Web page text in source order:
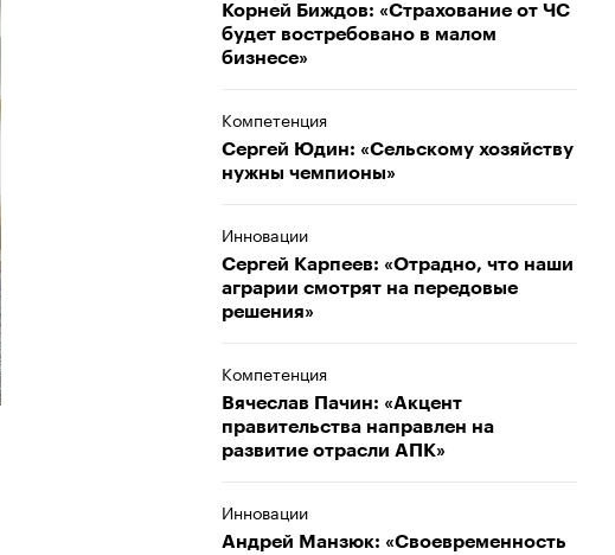
Корней Биждов: «Страхование от ЧС
будет востребовано в малом
бизнесе»
Компетенция
Сергей Юдин: «Сельскому хозяйству
нужны чемпионы»
Инновации
Сергей Карпеев: «Отрадно, что наши
аграрии смотрят на передовые
решения»
Компетенция
Вячеслав Пачин: «Акцент
правительства направлен на
развитие отрасли АПК»
Инновации
Андрей Манзюк: «Своевременность